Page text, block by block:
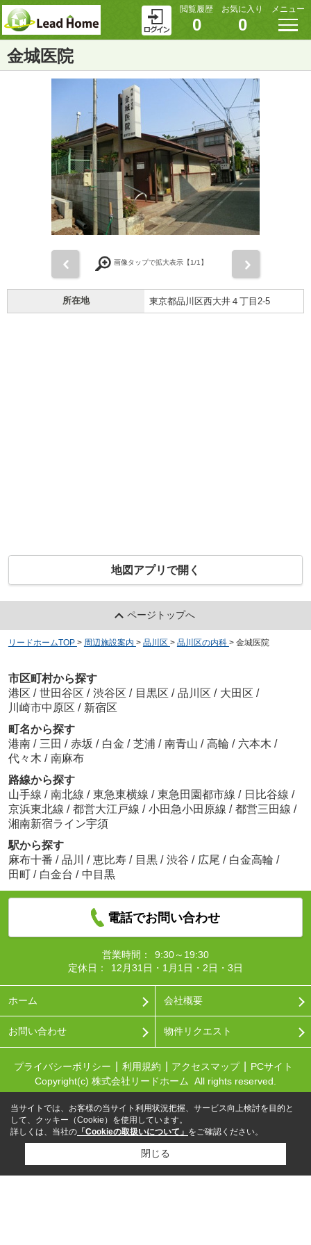
閲覧履歴
0
お気に入り
0
メニュー
金城医院
画像タップで拡大表示【1/1】
所在地 東京都品川区西大井４丁目2-5
地図アプリで開く
ページトップへ
リードホームTOP > 周辺施設案内 > 品川区 > 品川区の内科 > 金城医院
市区町村から探す
港区 / 世田谷区 / 渋谷区 / 目黒区 / 品川区 / 大田区 /
川崎市中原区 / 新宿区
町名から探す
港南 / 三田 / 赤坂 / 白金 / 芝浦 / 南青山 / 高輪 / 六本木 /
代々木 / 南麻布
路線から探す
山手線 / 南北線 / 東急東横線 / 東急田園都市線 / 日比谷線 /
京浜東北線 / 都営大江戸線 / 小田急小田原線 / 都営三田線 /
湘南新宿ライン宇須
駅から探す
麻布十番 / 品川 / 恵比寿 / 目黒 / 渋谷 / 広尾 / 白金高輪 /
田町 / 白金台 / 中目黒
電話でお問い合わせ
営業時間：
9:30～19:30
定休日：
12月31日・1月1日・2日・3日
ホーム 会社概要
お問い合わせ 物件リクエスト
プライバシーポリシー 利用規約 アクセスマップ
PCサイト
Copyright(c) 株式会社リードホーム All rights reserved.
当サイトでは、お客様の当サイト利用状況把握、サービス向上検討を目的と
して、クッキー（Cookie）を使用しています。
詳しくは、当社の 「Cookieの取扱いについて」 をご確認ください。
閉じる